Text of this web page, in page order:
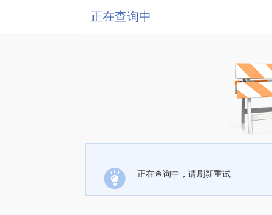
正在查询中
正在查询中，请刷新重试